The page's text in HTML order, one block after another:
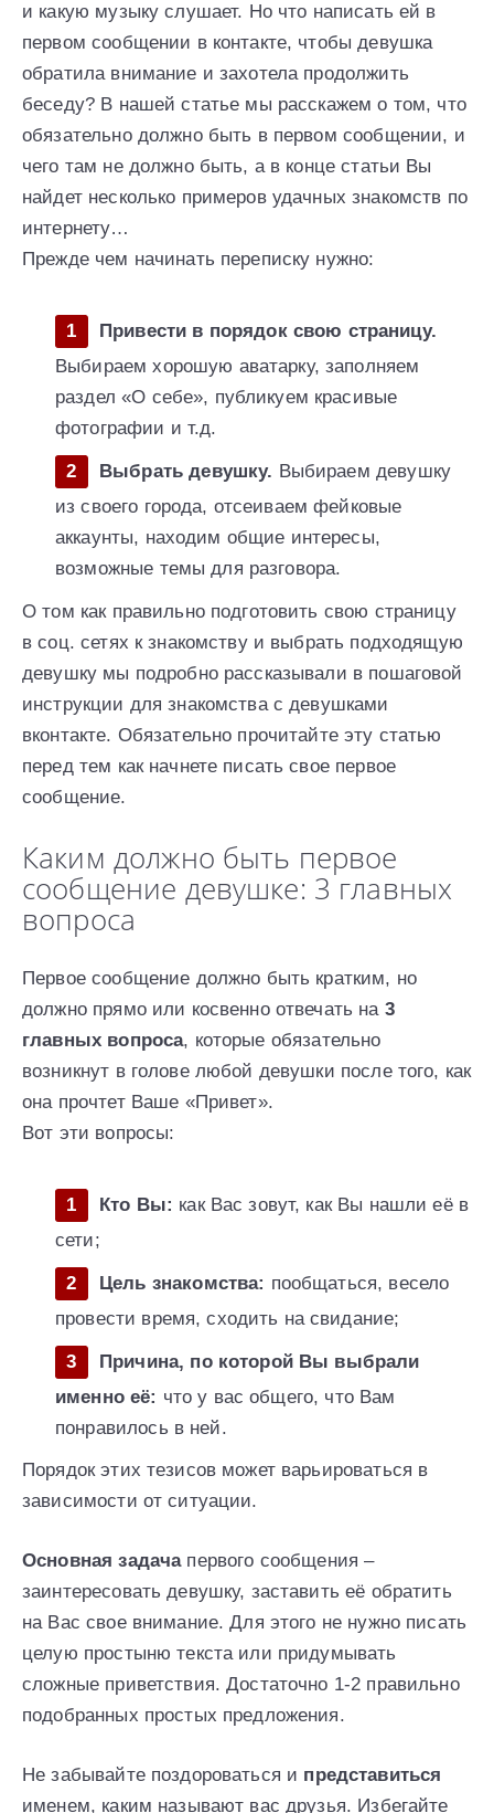
и какую музыку слушает. Но что написать ей в
первом сообщении в контакте, чтобы девушка
обратила внимание и захотела продолжить
беседу? В нашей статье мы расскажем о том, что
обязательно должно быть в первом сообщении, и
чего там не должно быть, а в конце статьи Вы
найдет несколько примеров удачных знакомств по
интернету…
Прежде чем начинать переписку нужно:
Привести в порядок свою страницу.
Выбираем хорошую аватарку, заполняем
раздел «О себе», публикуем красивые
фотографии и т.д.
Выбрать девушку. Выбираем девушку
из своего города, отсеиваем фейковые
аккаунты, находим общие интересы,
возможные темы для разговора.
О том как правильно подготовить свою страницу
в соц. сетях к знакомству и выбрать подходящую
девушку мы подробно рассказывали в пошаговой
инструкции для знакомства с девушками
вконтакте. Обязательно прочитайте эту статью
перед тем как начнете писать свое первое
сообщение.
Каким должно быть первое
сообщение девушке: 3 главных
вопроса
Первое сообщение должно быть кратким, но
должно прямо или косвенно отвечать на 3
главных вопроса, которые обязательно
возникнут в голове любой девушки после того, как
она прочтет Ваше «Привет».
Вот эти вопросы:
Кто Вы: как Вас зовут, как Вы нашли её в
сети;
Цель знакомства: пообщаться, весело
провести время, сходить на свидание;
Причина, по которой Вы выбрали
именно её: что у вас общего, что Вам
понравилось в ней.
Порядок этих тезисов может варьироваться в
зависимости от ситуации.
Основная задачапервого сообщения –
заинтересовать девушку, заставить её обратить
на Вас свое внимание. Для этого не нужно писать
целую простыню текста или придумывать
сложные приветствия. Достаточно 1-2 правильно
подобранных простых предложения.
Не забывайте поздороваться и представиться
именем, каким называют вас друзья. Избегайте